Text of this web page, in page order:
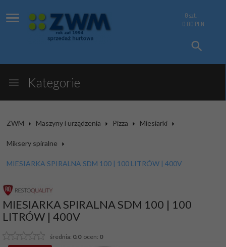
0 szt.
0.00 PLN
Kategorie
ZWM Maszyny i urządzenia Pizza Miesiarki
Miksery spiralne
MIESIARKA SPIRALNA SDM 100 | 100 LITRÓW | 400V
MIESIARKA SPIRALNA SDM 100 | 100
LITRÓW | 400V
średnia: 0.0ocen: 0